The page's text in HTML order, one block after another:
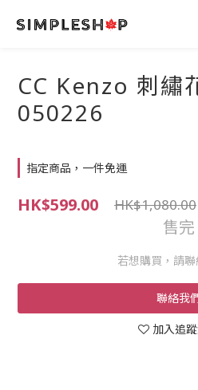
CC Kenzo 刺繡
050226
指定商品，一件免運
HK$599.00 HK$1,080.00
售完
若想購買，請聯
聯絡我
加入追